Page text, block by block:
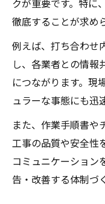
クが重要です。特に
徹底することが求め
例えば、打ち合わせ
し、各業者との情報
につながります。現
ュラーな事態にも迅
また、作業手順書や
工事の品質や安全性
コミュニケーション
告・改善する体制づ